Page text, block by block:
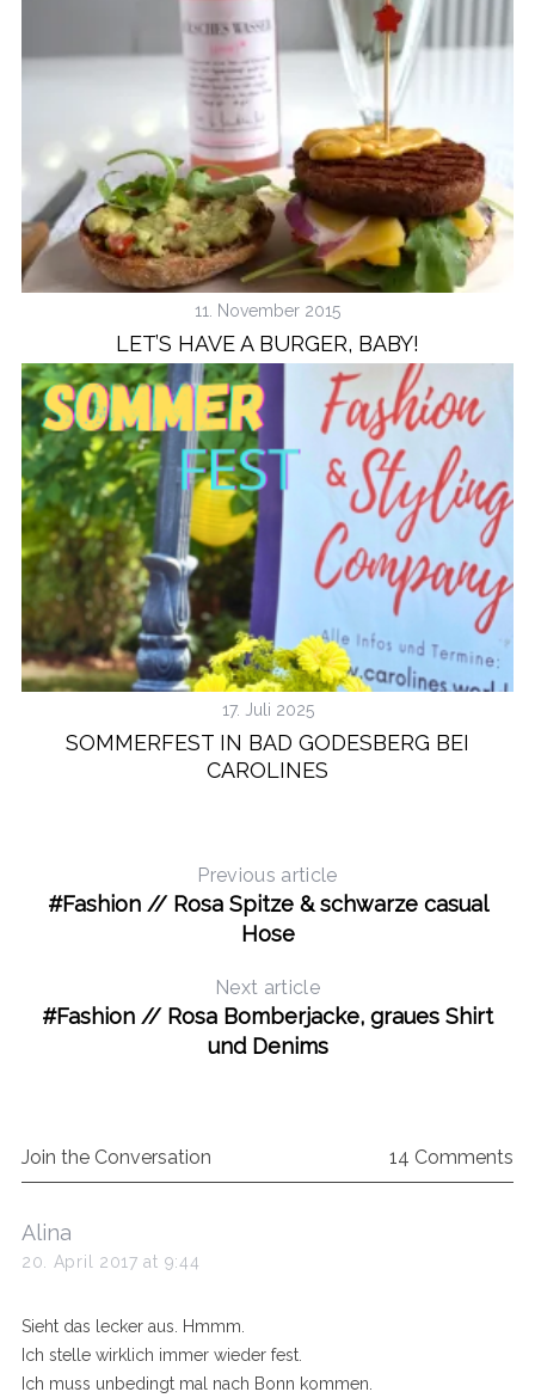
11. November 2015
LET’S HAVE A BURGER, BABY!
17. Juli 2025
SOMMERFEST IN BAD GODESBERG BEI
CAROLINES
Previous article
#Fashion // Rosa Spitze & schwarze casual
Hose
Next article
#Fashion // Rosa Bomberjacke, graues Shirt
und Denims
Join the Conversation 14 Comments
s
a
s
:
Alina
20. April 2017 at 9:44
Sieht das lecker aus. Hmmm.
Ich stelle wirklich immer wieder fest.
Ich muss unbedingt mal nach Bonn kommen.
e
h
f
o
: